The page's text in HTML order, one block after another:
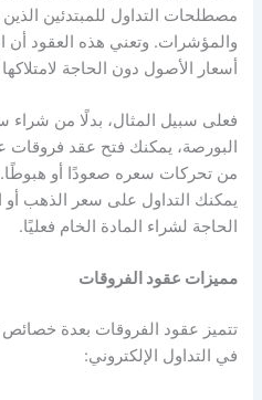
مصطلحات التداول للمبتدئين
والمؤشرات. وتعني هذه العقود
أسعار الأصول دون الحاجة لامتلاكها
فعلى سبيل المثال، بدلًا من شراء
البورصة، يمكنك فتح عقد فروقات
من تحركات سعره صعودًا أو
يمكنك التداول على سعر الذهب أو
الحاجة لشراء المادة الخام فعليًا.
مميزات عقود الفروقات
تتميز عقود الفروقات بعدة خصائص
في التداول الإلكتروني: